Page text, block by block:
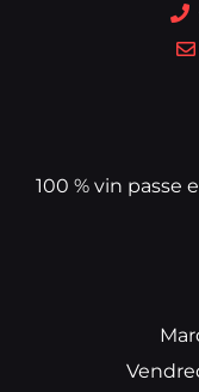
100 % vin passe